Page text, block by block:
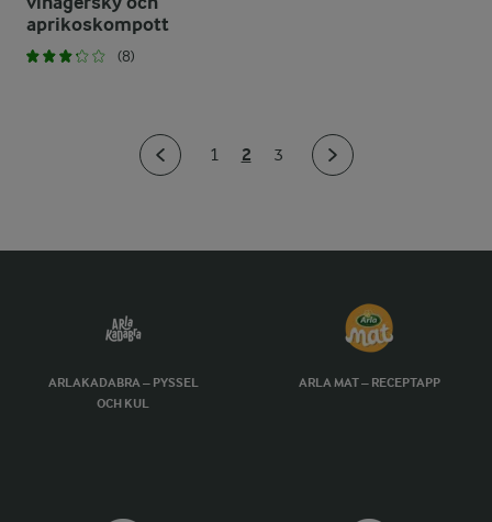
aprikoskompott
(8)
1 2 3
ARLAKADABRA – PYSSEL
OCH KUL
ARLA MAT – RECEPTAPP